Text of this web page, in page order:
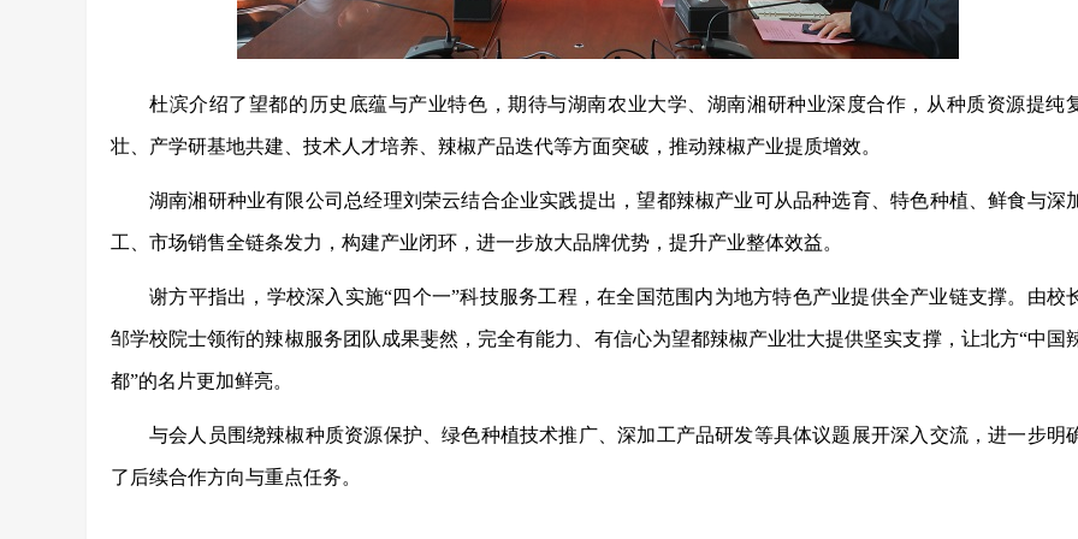
杜滨介绍了望都的历史底蕴与产业特色，期待与湖南农业大学、湖南湘研种业深度合作，从种质资源提纯
壮、产学研基地共建、技术人才培养、辣椒产品迭代等方面突破，推动辣椒产业提质增效。
湖南湘研种业有限公司总经理刘荣云结合企业实践提出，望都辣椒产业可从品种选育、特色种植、鲜食与深
工、市场销售全链条发力，构建产业闭环，进一步放大品牌优势，提升产业整体效益。
谢方平指出，学校深入实施“四个一”科技服务工程，在全国范围内为地方特色产业提供全产业链支撑。由校
邹学校院士领衔的辣椒服务团队成果斐然， 完全有能力、有信心为望都辣椒产业壮大提供坚实支撑，让北方“中国
都”的名片更加鲜亮。
与会人员围绕辣椒种质资源保护、绿色种植技术推广、深加工产品研发等具体议题展开深入交流，进一步明
了后续合作方向与重点任务。